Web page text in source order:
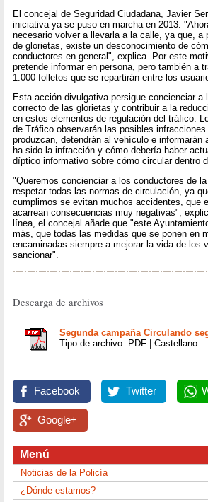
El concejal de Seguridad Ciudadana, Javier
iniciativa ya se puso en marcha en 2013.
necesario volver a llevarla a la calle, ya que, a
de glorietas, existe un desconocimiento de
conductores en general", explica. Por este
pretende informar en persona, pero también a
1.000 folletos que se repartirán entre los
Esta acción divulgativa persigue concienciar a
correcto de las glorietas y contribuir a la
en estos elementos de regulación del tráfico.
de Tráfico observarán las posibles
produzcan, detendrán al vehículo e informarán
ha sido la infracción y cómo debería haber
díptico informativo sobre cómo circular dentro
"Queremos concienciar a los conductores de
respetar todas las normas de circulación, ya
cumplimos se evitan muchos accidentes, que
acarrean consecuencias muy negativas",
línea, el concejal añade que "este
más, que todas las medidas que se ponen en
encaminadas siempre a mejorar la vida de los
sancionar".
Descarga de archivos
Segunda campaña Circulando
Tipo de archivo: PDF | Castellano
Facebook Twitter
Google+
Menú
Noticias de la Policía
¿Dónde estamos?